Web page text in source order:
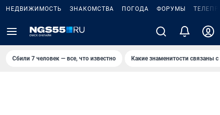
НЕДВИЖИМОСТЬ ЗНАКОМСТВА ПОГОДА ФОРУМЫ
Сбили 7 человек — все, что известно Какие знаменитости связаны